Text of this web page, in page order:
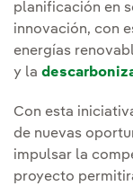
planificación en
innovación, con
energías
y la
Con esta
de nuevas
impulsar la
proyecto